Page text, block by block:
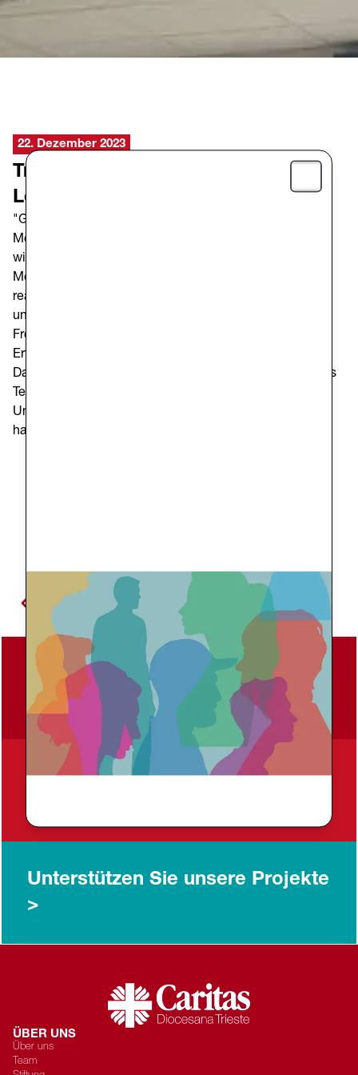
22. Dezember 2023
Treffen mit den Freiwilligen der
Lebensmittelsammlung 2023
"Gemeinsam Zeit für andere zu spenden, vereint die
Menschen und schafft Verbindungen." "Es ist immer
wieder erstaunlich zu sehen, wie 'sichtbar bedürftige'
Menschen sensibel auf die Schwierigkeiten anderer
reagieren und ihre Einkäufe einfach teilen. Es erstaunt
und hinterfragt uns..." Mit diesen Worten erzählten die
Freiwilligen am Mittwoch, den 27. Dezember, von den
Erfahrungen der letzten Lebensmittelsammlung. Vielen
Dank, dass Sie gemeinsam ein Klima der Solidarität, des
Teilens, der Beziehungen und der konkreten
Unterstützung für bedürftige Menschen geschaffen
haben!
Previous slide
Next slide
Um Hilfe bitten
>
Freiwilliger werden
Unterstützen Sie unsere Projekte
>
ÜBER UNS
Über uns
Team